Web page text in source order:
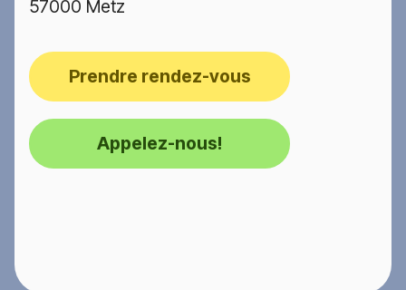
57000 Metz
Prendre rendez-vous
Appelez-nous!